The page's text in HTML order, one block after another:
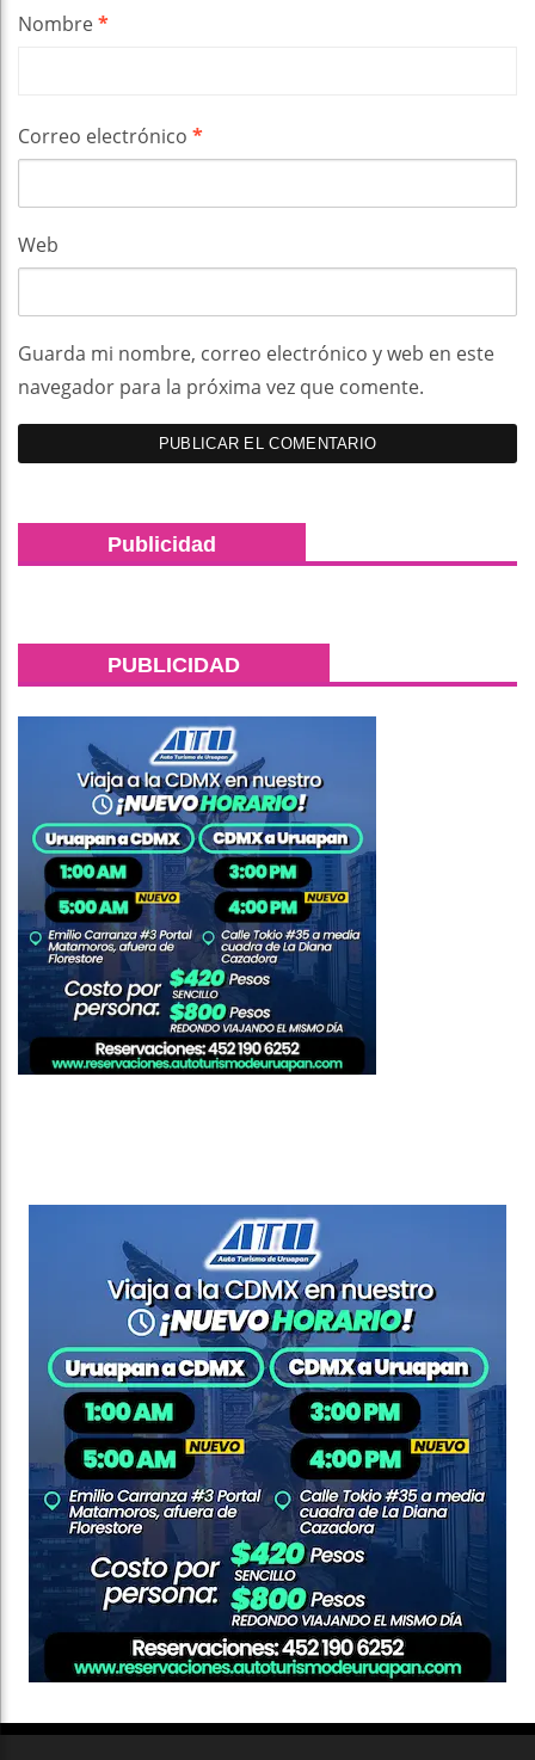
Nombre*
Correo electrónico *
Web
Guarda mi nombre, correo electrónico y web en este
navegador para la próxima vez que comente.
Publicidad
PUBLICIDAD